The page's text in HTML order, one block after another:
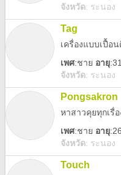
จังหวัด: ระนอง
Tag
เครื่องแบบเปื้อ
เพศ:ชาย อายุ:31
จังหวัด: ระนอง
Pongsakron
หาสาวคุยทุกเรื่
เพศ:ชาย อายุ:26
จังหวัด: ระนอง
Touch